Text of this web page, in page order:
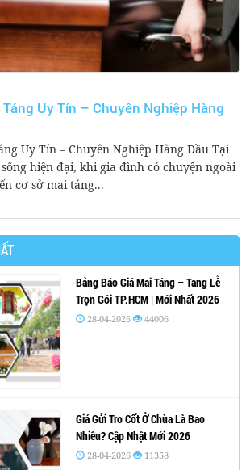
Uy Tín – Chuyên Nghiệp Hàng
Uy Tín – Chuyên Nghiệp Hàng Đầu Tại
hiện đại, khi gia đình có chuyện ngoài
cơ sở mai táng...
Bảng Báo Giá Mai Táng – Tang Lễ
Trọn Gói TP.HCM | Mới Nhất 2026
28-04-2026 44006
Giá Gửi Tro Cốt Ở Chùa Là Bao
Nhiêu? Cập Nhật Mới 2026
28-04-2026 11358